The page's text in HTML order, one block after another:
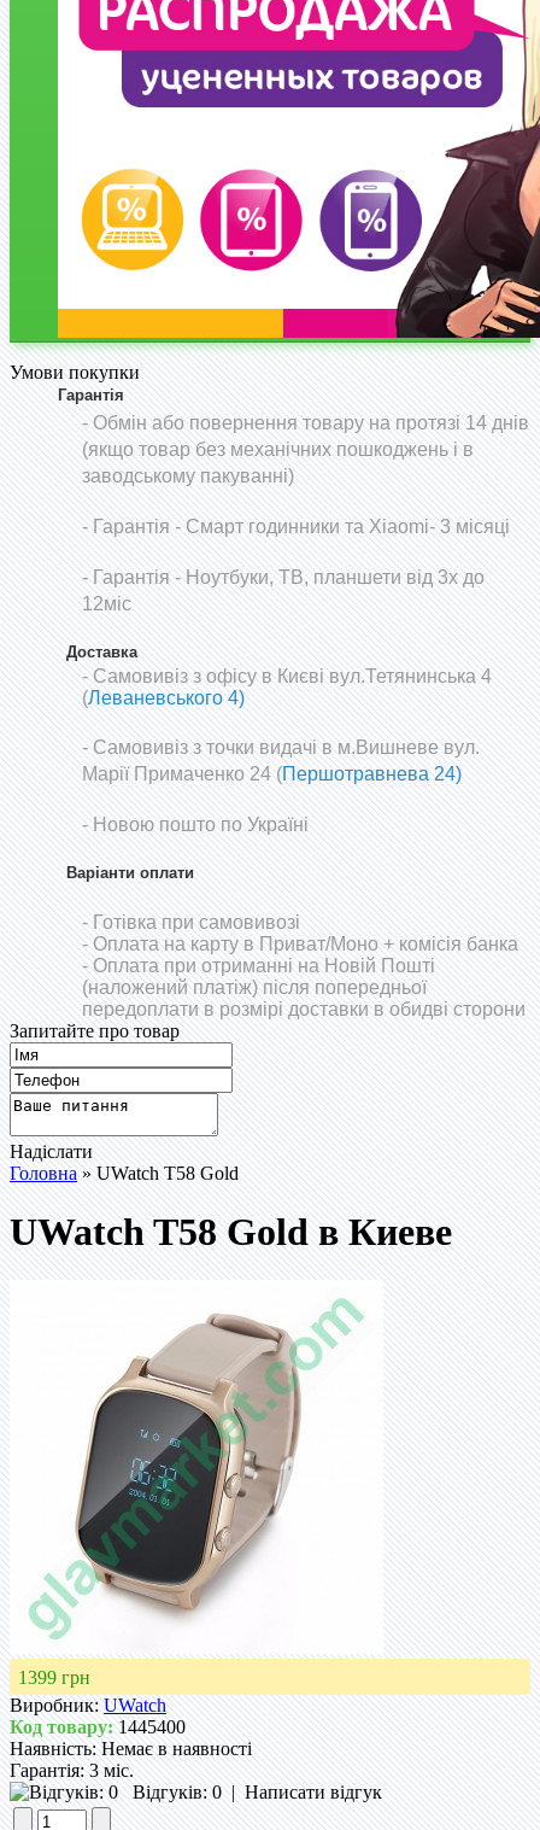
Умови покупки
Гарантія
- Обмін або повернення товару на протязі 14 днів
(якщо товар без механічних пошкоджень і в
заводському пакуванні)
-Гарантія - Смарт годинники та Xiaomi- 3 місяці
- Гарантія - Ноутбуки, ТВ, планшети від 3х до
12міс
Доставка
- Самовивіз з офісу в Києві вул.Тетянинська 4
(Леваневського 4)
- Самовивіз з точки видачі в м.Вишневе вул.
Марії Примаченко 24 (Першотравнева 24)
- Новою пошто по Україні
Варіанти оплати
- Готівка при самовивозі
- Оплата на карту в Приват/Моно+ комісія банка
- Оплата при отриманні на Новій Пошті
(наложений платіж) після попередньої
передоплати в розмірі доставки в обидві сторони
Запитайте про товар
Надіслати
Головна» UWatch T58 Gold
UWatch T58 Gold в Киеве
1399 грн
Виробник: UWatch
Код товару:1445400
Наявність:Немає в наявності
Гарантія:3 міс.
Відгуків: 0|Написати відгук